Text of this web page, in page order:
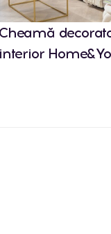
Cheamă
interior